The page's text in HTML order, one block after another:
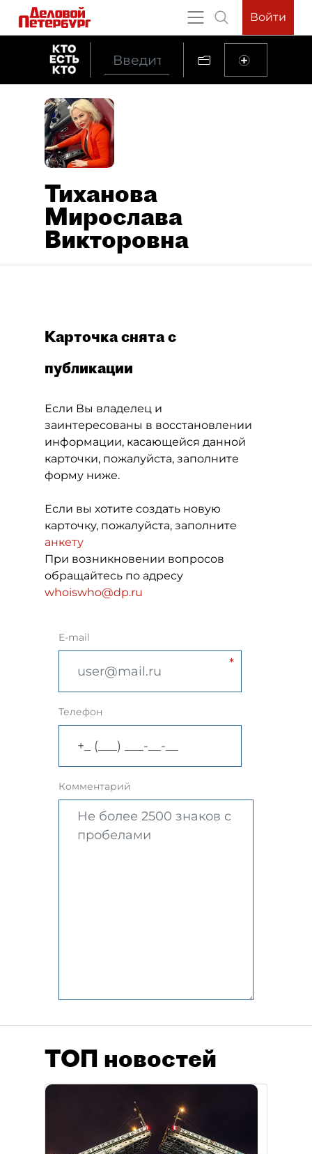
Войти
Тиханова
Мирослава
Викторовна
Карточка снята с
публикации
Если Вы владелец и
заинтересованы в восстановлении
информации, касающейся данной
карточки, пожалуйста, заполните
форму ниже.
Если вы хотите создать новую
карточку, пожалуйста, заполните
анкету
При возникновении вопросов
обращайтесь по адресу
whoiswho@dp.ru
E-mail
Телефон
Комментарий
ТОП новостей